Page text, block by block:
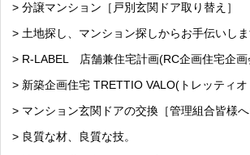
> 分譲マンション［戸別玄関ドア取り替え］
> 土地探し、マンション探しからお手伝いしま
> R-LABEL 店舗兼住宅計画(RC企画住宅企画
> 新築企画住宅 TRETTIO VALO(トレッティオ
> マンション玄関ドアの交換［管理組合皆様へ
> 良質な材、良質な技。